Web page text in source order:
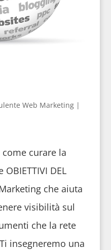
Web Marketing|
curare la
DEL
che aiuta
visibilità sul
che la rete
insegneremo una